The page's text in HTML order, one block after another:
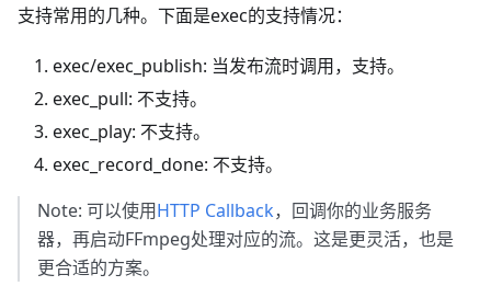
支持常用的几种。下面是exec的支持情况：
exec/exec_publish: 当发布流时调用，支持。
exec_pull: 不支持。
exec_play: 不支持。
exec_record_done: 不支持。
Note: 可以使用HTTP Callback，回调你的业务服务
器，再启动FFmpeg处理对应的流。这是更灵活，也是
更合适的方案。